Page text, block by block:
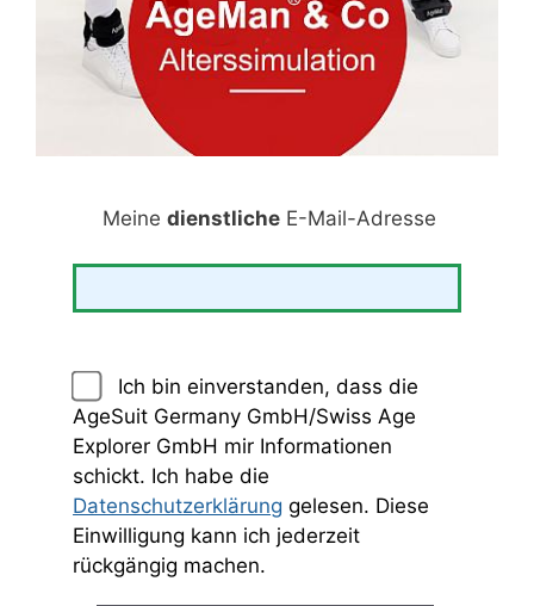
Meinedienstliche E-Mail-Adresse
Ich bin einverstanden, dass die
AgeSuit Germany GmbH/Swiss Age
Explorer GmbH mir Informationen
schickt. Ich habe die
Datenschutzerklärung gelesen. Diese
Einwilligung kann ich jederzeit
rückgängig machen.